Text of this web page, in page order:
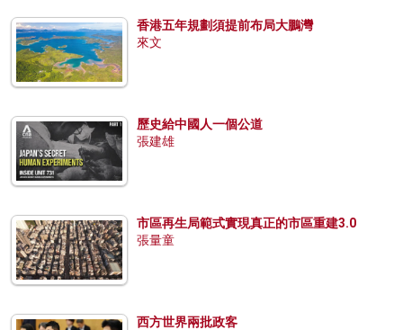
香港五年規劃須提前布局大鵬灣
來文
歷史給中國人一個公道
張建雄
市區再生局範式實現真正的市區重建3.0
張量童
西方世界兩批政客